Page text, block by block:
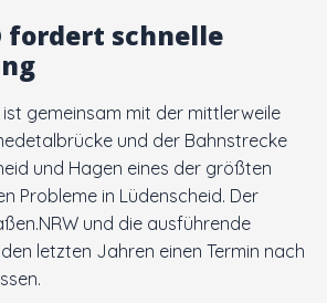
fordert schnelle
gemeinsam mit der mittlerweile
und der Bahnstrecke
und Hagen eines der größten
Probleme in Lüdenscheid. Der
und die ausführende
letzten Jahren einen Termin nach